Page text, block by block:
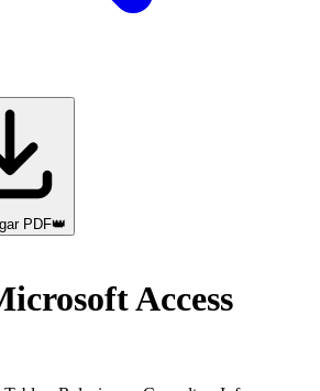
PDF👑
Access